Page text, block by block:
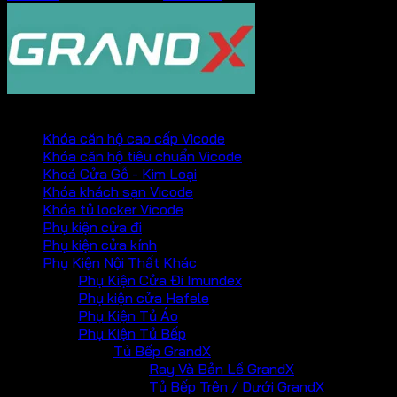
Khóa căn hộ cao cấp Vicode
Khóa căn hộ tiêu chuẩn Vicode
Khoá Cửa Gỗ - Kim Loại
Khóa khách sạn Vicode
Khóa tủ locker Vicode
Phụ kiện cửa đi
Phụ kiện cửa kính
Phụ Kiện Nội Thất Khác
Phụ Kiện Cửa Đi Imundex
Phụ kiện cửa Hafele
Phụ Kiện Tủ Áo
Phụ Kiện Tủ Bếp
Tủ Bếp GrandX
Ray Và Bản Lề GrandX
Tủ Bếp Trên / Dưới GrandX